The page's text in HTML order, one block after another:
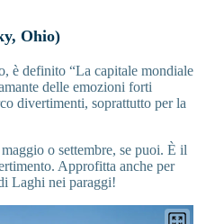
Ohio)
è definito “La capitale mondiale
delle emozioni forti
divertimenti, soprattutto per la
o settembre, se puoi. È il
Approfitta anche per
Laghi nei paraggi!